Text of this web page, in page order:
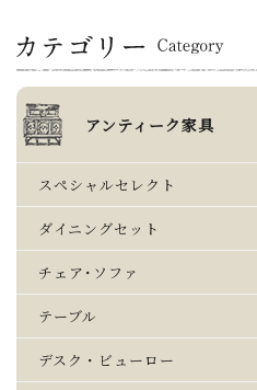
アンティーク家具
スペシャルセレクト
ダイニングセット
チェア･ソファ
テーブル
デスク・ビューロー